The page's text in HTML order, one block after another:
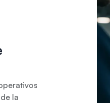
la